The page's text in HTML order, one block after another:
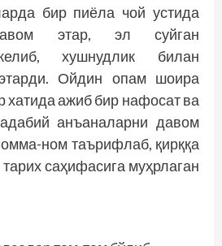
бир пиёла чой устида
этар, эл суйган
хушнудлик билан
Ойдин опам шоира
хатида ажиб бир нафосат ва
анъаналарни давом
ном таърифлаб, қирққа
саҳифасига муҳрлаган